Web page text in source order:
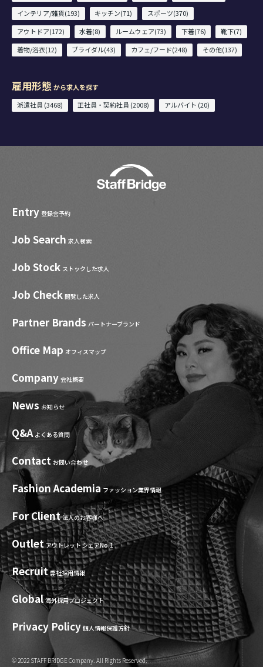
インテリア/雑貨(193)
キッチン(71)
スポーツ(370)
アウトドア(172)
水着(8) ルームウェア(73) 下着(76)
靴下(7)
着物/浴衣(12)
ブライダル(43) カフェ/フード(248) その他(137)
雇用形態 から求人を探す
派遣社員 (3468)
正社員・契約社員 (2008) アルバイト (20)
Entry 登録会予約
Job Search 求人検索
Job Stock ストックした求人
Job Check 閲覧した求人
Partner Brands パートナーブランド
Office Map オフィスマップ
Company 会社概要
News お知らせ
Q&A よくある質問
Contact お問い合わせ
Fashion Academia ファッション業界情報
For Client 法人のお客様へ
Outlet アウトレット シェアNo.1
Recruit 弊社採用情報
Global 海外採用プロジェクト
Privacy Policy 個人情報保護方針
© 2022 STAFF BRIDGE Company. All Rights Reserved.